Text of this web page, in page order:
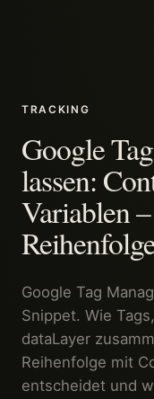
TRACKING
Google
lassen:
Variablen
Google Tag
Snippet. Wie
dataLayer
Reihenfolge mit
entscheidet und